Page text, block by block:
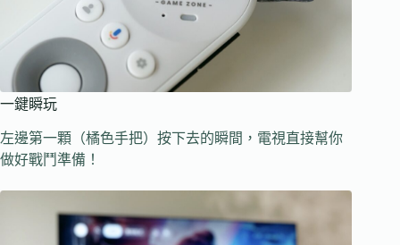
一鍵瞬玩
左邊第一顆（橘色手把）按下去的瞬間，電視直接幫你
做好戰鬥準備！